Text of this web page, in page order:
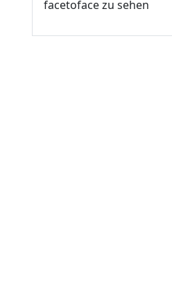
facetoface zu sehen